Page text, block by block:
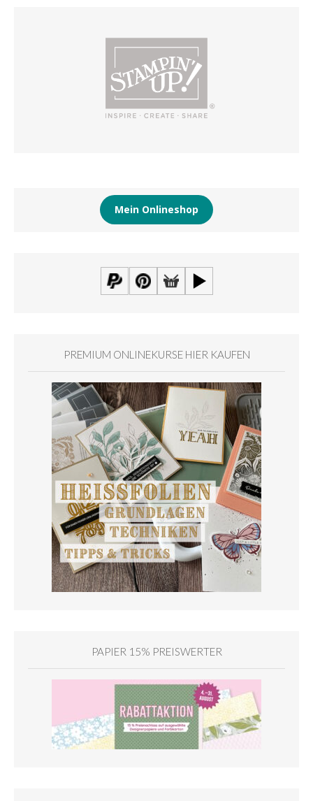
Mein Onlineshop
PREMIUM ONLINEKURSE HIER KAUFEN
PAPIER 15% PREISWERTER